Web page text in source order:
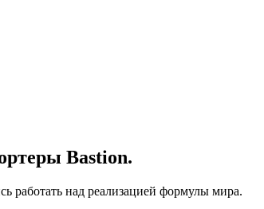
Bastion.
работать над реализацией формулы мира.